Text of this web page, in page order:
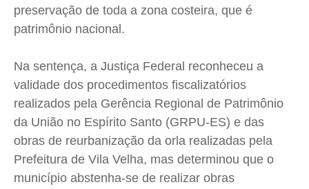
preservação de toda a zona costeira, que é
patrimônio nacional.
Na sentença, a Justiça Federal reconheceu a
validade dos procedimentos fiscalizatórios
realizados pela Gerência Regional de Patrimônio
da União no Espírito Santo (GRPU-ES) e das
obras de reurbanização da orla realizadas pela
Prefeitura de Vila Velha, mas determinou que o
município abstenha-se de realizar obras